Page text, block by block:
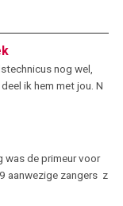
nog wel,
ik hem met jou. N
was de primeur voor
aanwezige zangers z